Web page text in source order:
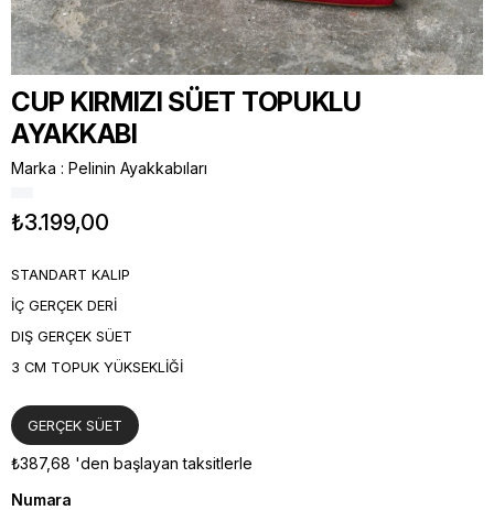
CUP KIRMIZI SÜET TOPUKLU
AYAKKABI
Marka : Pelinin Ayakkabıları
₺3.199,00
STANDART KALIP
İÇ GERÇEK DERİ
DIŞ GERÇEK SÜET
3 CM TOPUK YÜKSEKLİĞİ
GERÇEK SÜET
₺387,68 'den başlayan taksitlerle
Numara